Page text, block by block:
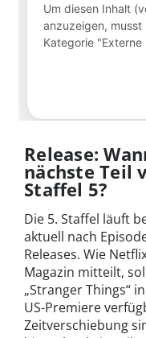
Release:
nächste Teil
Staffel 5?
Die 5. Staffel läuft
aktuell nach
Releases. Wie
Magazin mitteilt,
„Stranger Things“
US-Premiere
Zeitverschiebung